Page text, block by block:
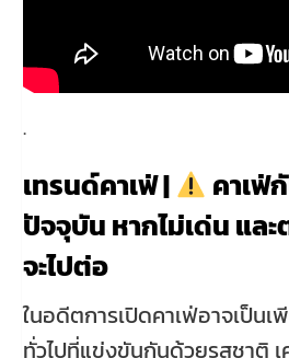
.
เทรนด์คาเฟ่ |
คาเฟ่
ปัจจุบัน หากไม่เด่น แล
จะไปต่อ
ในอดีตการเปิดคาเฟ่อาจเป็น
ทั่วไปที่แข่งขันกันด้วยรสชาติ